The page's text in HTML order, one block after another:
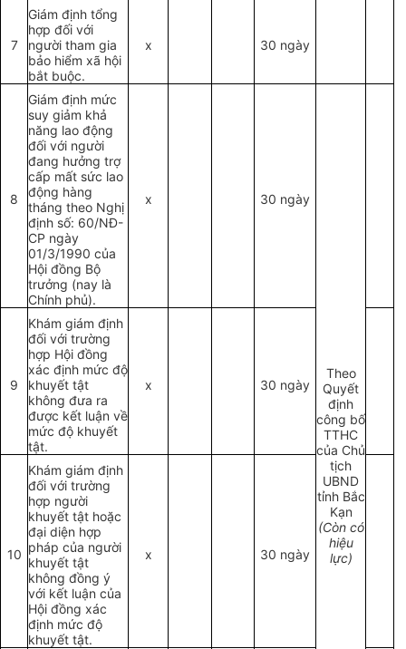
7
Giám định tổng
hợp đối với
người tham gia
bảo hiểm xã hội
bắt buộc.
x 30 ngày
8
Giám định mức
suy giảm khả
năng lao động
đối với người
đang hưởng trợ
cấp mất sức lao
động hàng
tháng theo Nghị
định số: 60/NĐ-
CP ngày
01/3/1990 của
Hội đồng Bộ
trưởng (nay là
Chính phủ).
x 30 ngày
Theo
Quyết
định
công bố
TTHC
của Chủ
tịch
UBND
tỉnh Bắc
Kạn
(Còn có
hiệu
lực)
9
Khám giám định
đối với trường
hợp Hội đồng
xác định mức độ
khuyết tật
không đưa ra
được kết luận về
mức độ khuyết
tật.
x 30 ngày
10
Khám giám định
đối với trường
hợp người
khuyết tật hoặc
đại diện hợp
pháp của người
khuyết tật
không đồng ý
với kết luận của
Hội đồng xác
định mức độ
khuyết tật.
x 30 ngày